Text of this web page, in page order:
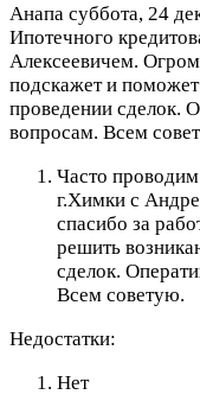
Анапа суббота, 24
Ипотечного
Алексеевичем.
подскажет и
проведении сделок.
вопросам. Всем
Часто
г.Химки с
спасибо за
решить
сделок.
Всем советую.
Недостатки:
Нет